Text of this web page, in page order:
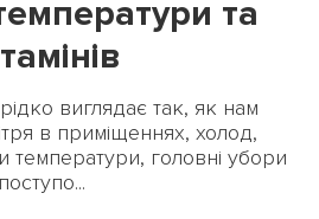
та
виглядає так, як нам
в приміщеннях, холод,
температури, головні убори